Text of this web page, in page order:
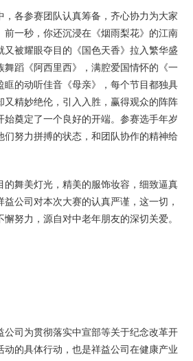
，各参赛团队认真筹备，齐心协力为大家
前一秒，你还沉浸在《烟雨梨花》的江南
又被耀眼夺目的《国色天香》拉入繁华盛
舞蹈《阿西里西》，满腔爱国情怀的《一
眶的动听佳音《母亲》，每个节目都独具
又精妙绝伦，引入入胜，赢得观众的阵阵
始奠定了一个良好的开端。参赛选手年岁
们努力拼搏的状态，和团队协作的精神给
的舞美灯光，精美的服饰妆容，细致逼真
公司对本次大赛的认真严谨，这一切，
努力，源自对中老年朋友的深切关爱。
公司为贯彻落实中宣部等关于纪念改革开
动的具体行动，也是祥益公司在健康产业